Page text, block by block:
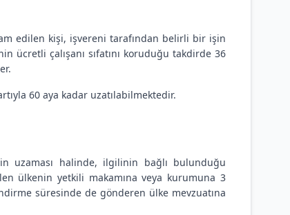
edilen kişi, işvereni tarafından belirli bir işin
ücretli çalışanı sıfatını koruduğu takdirde 36
60 aya kadar uzatılabilmektedir.
uzaması halinde, ilgilinin bağlı bulunduğu
ülkenin yetkili makamına veya kurumuna 3
süresinde de gönderen ülke mevzuatına